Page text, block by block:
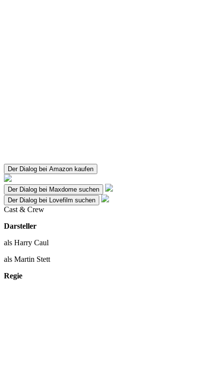
Der Dialog bei Amazon kaufen
Der Dialog bei Maxdome suchen
Der Dialog bei Lovefilm suchen
Cast & Crew
Darsteller
als Harry Caul
als Martin Stett
Regie